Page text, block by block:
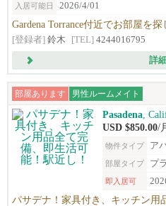
入居可能日 2026/4/01
Gardena Torrance付近でお部屋を
[登録者] 鈴木 [TEL] 4244016795
詳細
部屋あります 男性ルームメイト
Pasadena ,
USD $850.00/
物件タイプ ア
部屋タイプ プ
即入居可
パサデナ！家具付き、キッチン用